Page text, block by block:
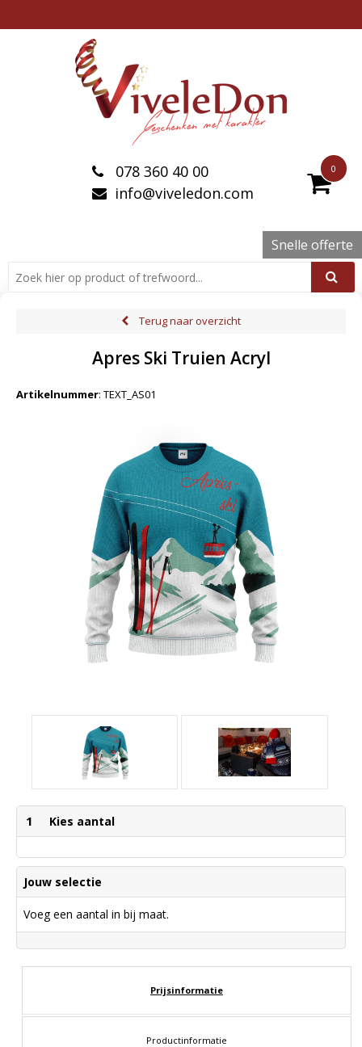
0
078 360 40 00
info@viveledon.com
Snelle offerte
Terug naar overzicht
Apres Ski Truien Acryl
Artikelnummer: TEXT_AS01
1 Kies aantal
Jouw selectie
Voeg een aantal in bij maat.
Prijsinformatie
Productinformatie